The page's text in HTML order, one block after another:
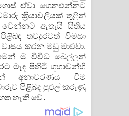
ඒවා ගෙනඑන්නට
ක‍්‍රියාවලියක් තුළින්
වෙන්නට ඇතැයි සිතිය
තවදුරටත් විමසා
කරන මඩු මාළුවා,
ම විවිධ බෙල්ලන්
මැද පිහිටි ගුහාවන්හි
අනාවරණය වීම
පිළිබඳ පුළුල් කරුණු
හැකි වේ.